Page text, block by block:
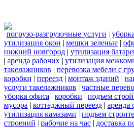
погрузо-разгрузочные услуги |
утилизация окон | мешки зеленые |
нижний новгород | утилизация
| аренда рабочих | утилизация
такелажников | перевозка мебели с
коробки | переезд | монтаж зданий |
услуги такелажников | частные
уборка офиса | коробки | подъем
мусора | коттеджный переезд | аренда
утилизация камазами | подъем
строений | рабочие на час | доставка